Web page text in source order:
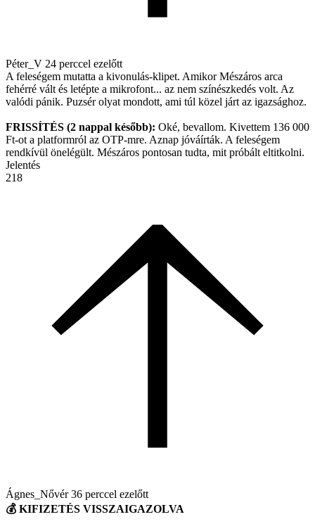
Péter_V 24 perccel ezelőtt
A feleségem mutatta a kivonulás-klipet. Amikor Mészáros arca
fehérré vált és letépte a mikrofont... az nem színészkedés volt. Az
valódi pánik. Puzsér olyat mondott, ami túl közel járt az igazsághoz.
FRISSÍTÉS (2 nappal később): Oké, bevallom. Kivettem 136 000
Ft-ot a platformról az OTP-mre. Aznap jóváírták. A feleségem
rendkívül önelégült. Mészáros pontosan tudta, mit próbált eltitkolni.
Jelentés
218
Ágnes_Nővér36 perccel ezelőtt
💰 KIFIZETÉS VISSZAIGAZOLVA